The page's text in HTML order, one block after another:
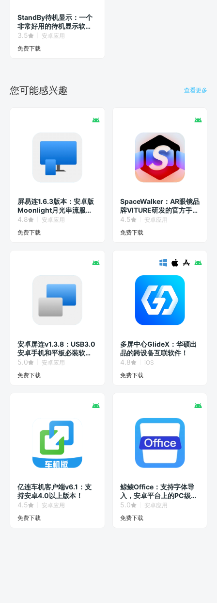
StandBy待机显示：一个
非常好用的待机显示软
件！
3.5
安卓应用
免费下载
您可能感兴趣 查看更多
屏易连1.6.3版本：安卓版
Moonlight月光串流服务
器！
4.8
安卓应用
免费下载
SpaceWalker：AR眼镜品
牌VITURE研发的官方手机
客户端！
4.5
安卓应用
免费下载
安卓屏连v1.3.8：USB3.0
安卓手机和平板必装软
件！
5.0
安卓应用
免费下载
多屏中心GlideX：华硕出
品的跨设备互联软件！
4.8
iOS
免费下载
亿连车机客户端v6.1：支
持安卓4.0以上版本！
4.5
安卓应用
免费下载
鲸鲮Office：支持字体导
入，安卓平台上的PC级办
公软件！
5.0
安卓应用
免费下载